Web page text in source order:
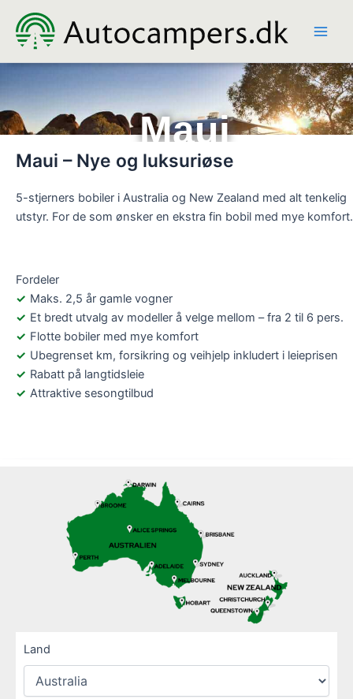
rett
innholdet
Maui
Maui – Nye og luksuriøse
5-stjerners bobiler i Australia og New Zealand med alt tenkelig
utstyr. For de som ønsker en ekstra fin bobil med mye komfort.
Fordeler
Maks. 2,5 år gamle vogner
Et bredt utvalg av modeller å velge mellom – fra 2 til 6 pers.
Flotte bobiler med mye komfort
Ubegrenset km, forsikring og veihjelp inkludert i leieprisen
Rabatt på langtidsleie
Attraktive sesongtilbud
Land